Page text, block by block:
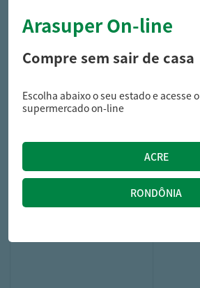
R$ 61,49
Arasuper On-line
Compre sem sair de casa
Escolha abaixo o seu estado e acesse o
supermercado on-line